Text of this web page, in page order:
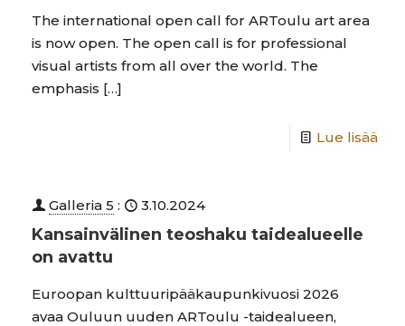
The international open call for ARToulu art area
is now open. The open call is for professional
visual artists from all over the world. The
emphasis […]
Lue lisää
Galleria 5 : 3.10.2024
Kansainvälinen teoshaku taidealueelle
on avattu
Euroopan kulttuuripääkaupunkivuosi 2026
avaa Ouluun uuden ARToulu -taidealueen,